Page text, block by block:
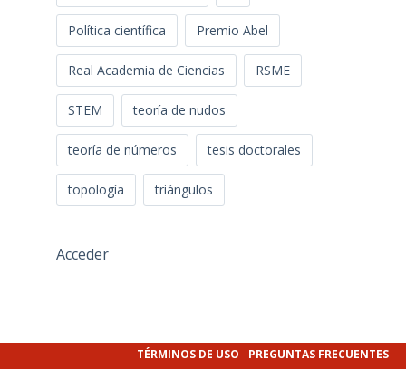
Política científica Premio Abel
Real Academia de Ciencias RSME
STEM teoría de nudos
teoría de números tesis doctorales
topología triángulos
Acceder
TÉRMINOS DE USO PREGUNTAS FRECUENTES